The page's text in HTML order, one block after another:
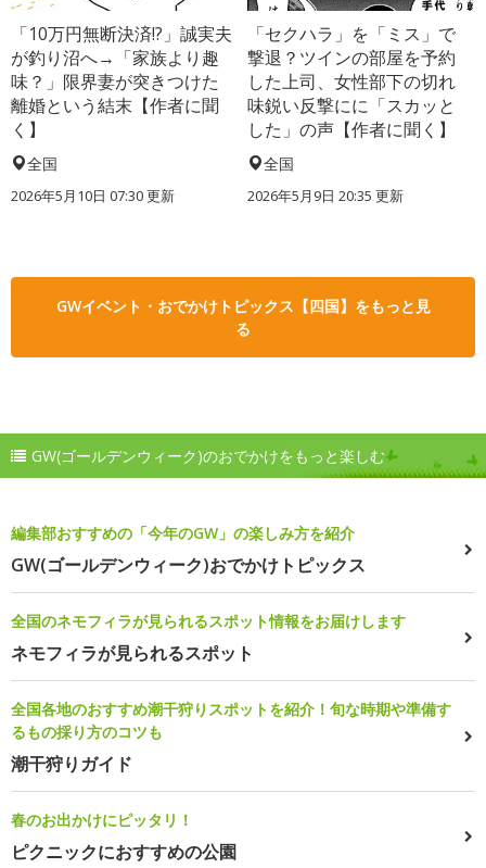
「10万円無断決済!?」誠実夫
が釣り沼へ→「家族より趣
味？」限界妻が突きつけた
離婚という結末【作者に聞
く】
全国
2026年5月10日 07:30 更新
「セクハラ」を「ミス」で
撃退？ツインの部屋を予約
した上司、女性部下の切れ
味鋭い反撃にに「スカッと
した」の声【作者に聞く】
全国
2026年5月9日 20:35 更新
GWイベント・おでかけトピックス【四国】をもっと見
る
GW(ゴールデンウィーク)のおでかけをもっと楽しむ
編集部おすすめの「今年のGW」の楽しみ方を紹介
GW(ゴールデンウィーク)おでかけトピックス
全国のネモフィラが見られるスポット情報をお届けします
ネモフィラが見られるスポット
全国各地のおすすめ潮干狩りスポットを紹介！旬な時期や準備す
るもの採り方のコツも
潮干狩りガイド
春のお出かけにピッタリ！
ピクニックにおすすめの公園